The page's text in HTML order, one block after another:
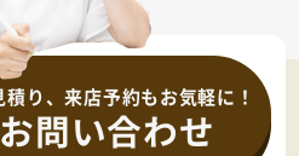
り、来店予約もお気軽に！
問い合わせ